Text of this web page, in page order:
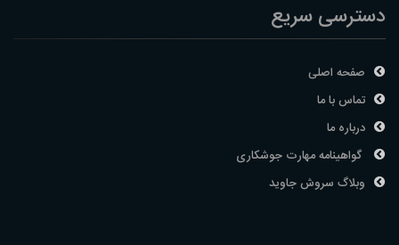
دسترسی سریع
صفحه اصلی
تماس با ما
درباره ما
گواهینامه مهارت جوشکاری
وبلاگ سروش جاوید